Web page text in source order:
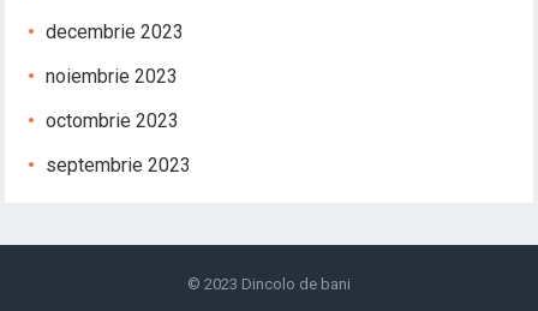
decembrie 2023
noiembrie 2023
octombrie 2023
septembrie 2023
© 2023 Dincolo de bani